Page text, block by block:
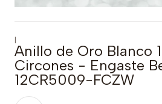
|
Anillo de Oro Blanco
Circones - Engaste
12CR5009-FCZW